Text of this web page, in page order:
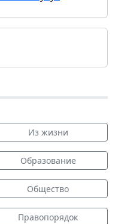
Из жизни
Образование
Общество
Правопорядок